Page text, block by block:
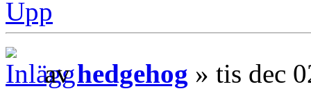
Upp
avhedgehog » tis dec